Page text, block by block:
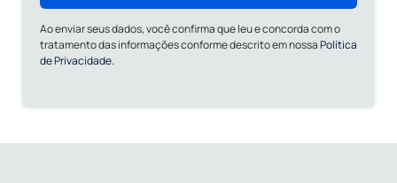
Ao enviar seus dados, você confirma que leu e concorda com o
tratamento das informações conforme descrito em nossaPolítica
de Privacidade.